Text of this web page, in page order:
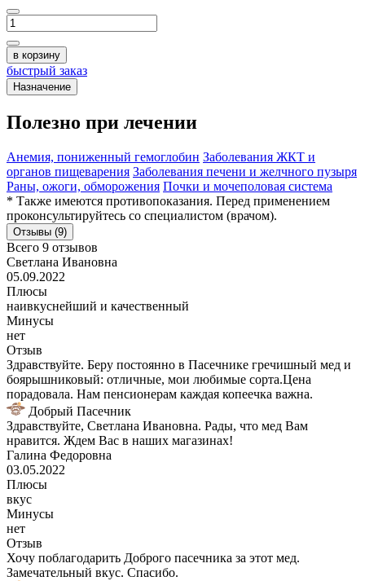
в корзину
быстрый заказ
Назначение
Полезно при лечении
Анемия, пониженный гемоглобин Заболевания ЖКТ и
органов пищеварения Заболевания печени и желчного пузыря
Раны, ожоги, обморожения Почки и мочеполовая система
* Также имеются противопоказания. Перед применением
проконсультируйтесь со специалистом (врачом).
Отзывы (9)
Всего 9 отзывов
Светлана Ивановна
05.09.2022
Плюсы
наивкуснейший и качественный
Минусы
нет
Отзыв
Здравствуйте. Беру постоянно в Пасечнике гречишный мед и
боярышниковый: отличные, мои любимые сорта.Цена
порадовала. Нам пенсионерам каждая копеечка важна.
Добрый Пасечник
Здравствуйте, Светлана Ивановна. Рады, что мед Вам
нравится. Ждем Вас в наших магазинах!
Галина Федоровна
03.05.2022
Плюсы
вкус
Минусы
нет
Отзыв
Хочу поблагодарить Доброго пасечника за этот мед.
Замечательный вкус. Спасибо.